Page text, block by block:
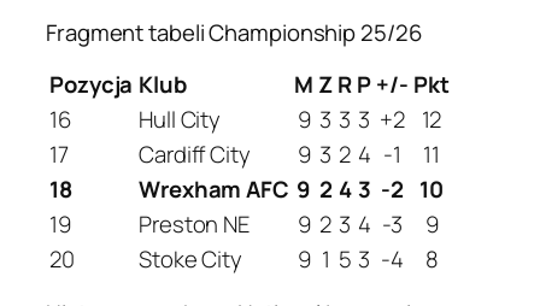
Fragment tabeli Championship 25/26
Pozycja Klub M ZRP+/- Pkt
16
Hull City 9 3 3 3 +2 12
17
Cardiff City 9 3 2 4 -1
11
18
Wrexham AFC 9 2 4 3 -2 10
19
Preston NE 9 2 3 4 -3
9
20
Stoke City 9 1 5 3 -4
8